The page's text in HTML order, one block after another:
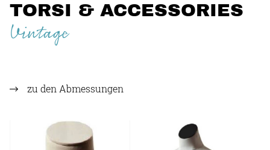
TORSI & ACCESSORIES
Vintage
zu den Abmessungen